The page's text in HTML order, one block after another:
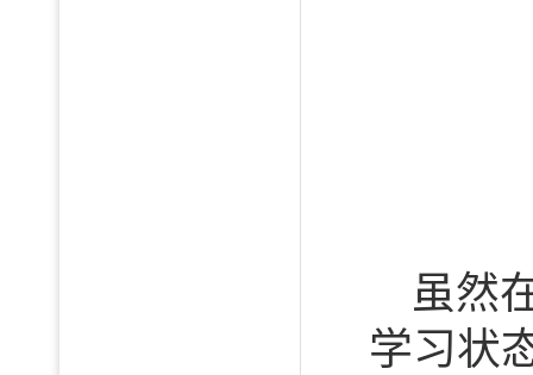
虽然
学习状